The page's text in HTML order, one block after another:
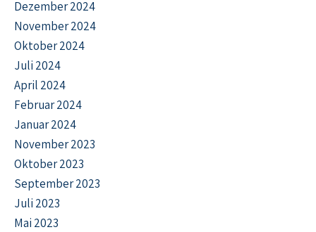
Dezember 2024
November 2024
Oktober 2024
Juli 2024
April 2024
Februar 2024
Januar 2024
November 2023
Oktober 2023
September 2023
Juli 2023
Mai 2023